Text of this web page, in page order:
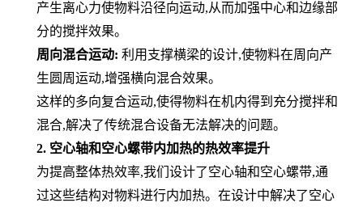
产生离心力使物料沿径向运动,从而加强中心和边缘部
分的搅拌效果。
周向混合运动: 利用支撑横梁的设计,使物料在周向产
生圆周运动,增强横向混合效果。
这样的多向复合运动,使得物料在机内得到充分搅拌和
混合,解决了传统混合设备无法解决的问题。
2. 空心轴和空心螺带内加热的热效率提升
为提高整体热效率,我们设计了空心轴和空心螺带,通
过这些结构对物料进行内加热。在设计中解决了空心